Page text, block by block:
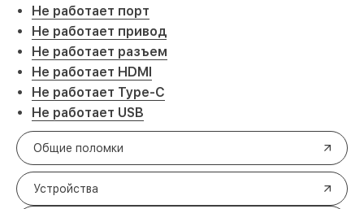
Не работает порт
Не работает привод
Не работает разъем
Не работает HDMI
Не работает Type-C
Не работает USB
Общие поломки
Устройства